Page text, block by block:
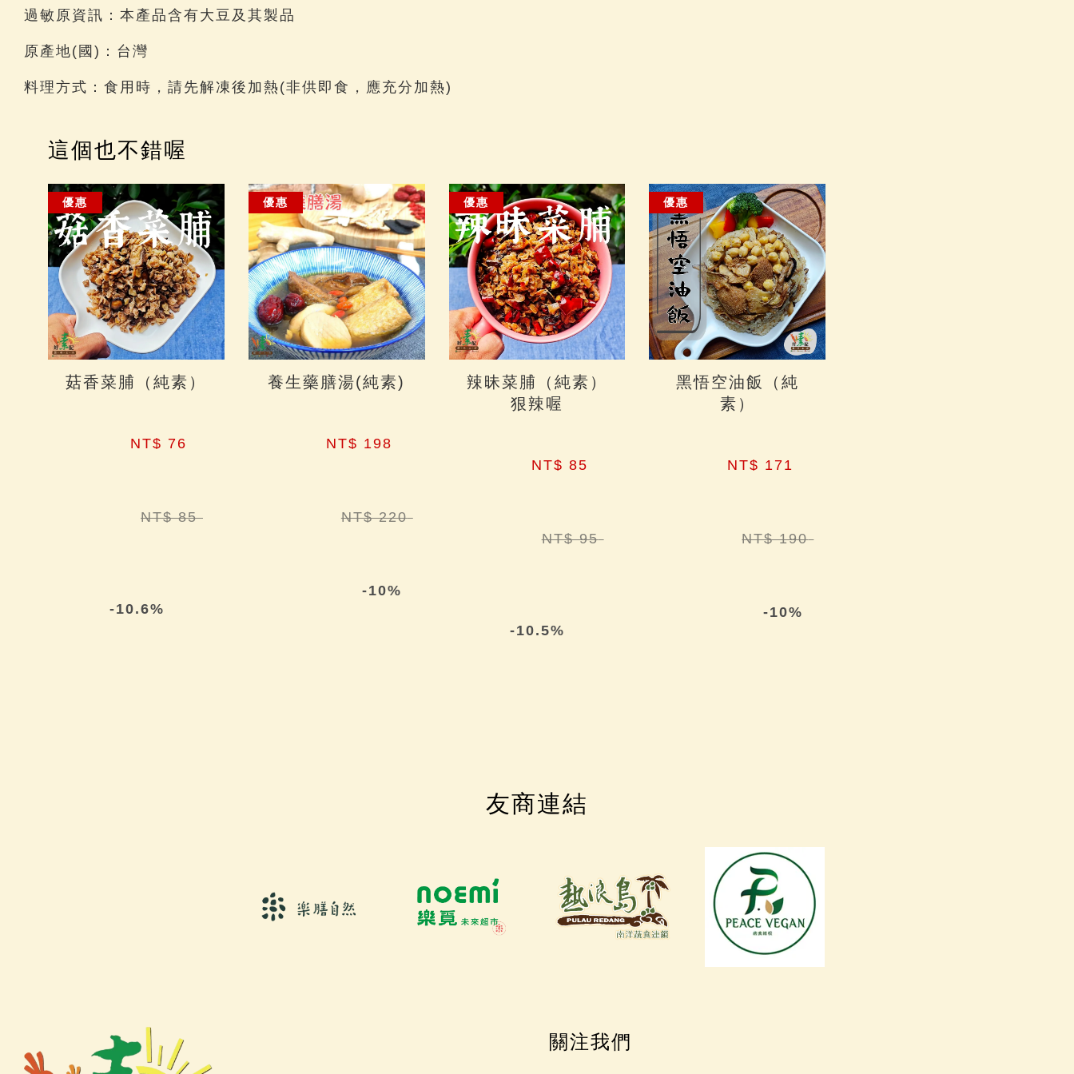
過敏原資訊：本產品含有大豆及其製品
原產地(國)：台灣
料理方式：食用時，請先解凍後加熱(非供即食，應充分加熱)
這個也不錯喔
優惠
菇香菜脯（純素）
NT$ 76
NT$ 85
-10.6%
優惠
養生藥膳湯(純素)
NT$ 198
NT$ 220
-10%
優惠
辣昧菜脯（純素）
狠辣喔
NT$ 85
NT$ 95
-10.5%
優惠
黑悟空油飯（純
素）
NT$ 171
NT$ 190
-10%
友商連結
關注我們